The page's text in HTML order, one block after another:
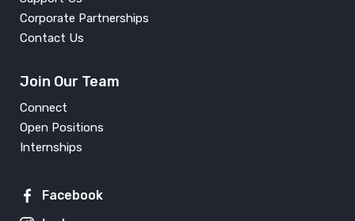
Corporate Partnerships
Contact Us
Join Our Team
Connect
Open Positions
Internships
Facebook